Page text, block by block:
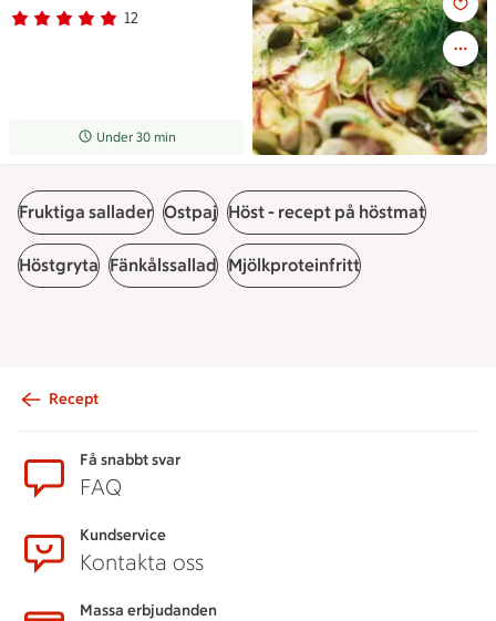
Betyg 4.8 av 5. 12
12 personer har röstat
Receptet tar Under 30 min att tillaga
Under 30 min
Fruktiga sallader Ostpaj Höst - recept på höstmat
Höstgryta Fänkålssallad Mjölkproteinfritt
Recept
Få snabbt svar
FAQ
Kundservice
Kontakta oss
Massa erbjudanden